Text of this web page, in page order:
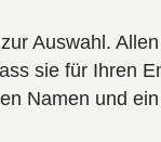
Auswahl.
sie für Ihren
Namen und